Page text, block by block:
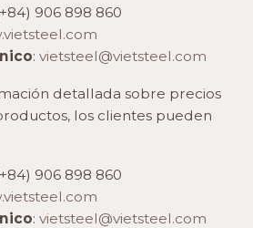
906 898 860
: vietsteel@vietsteel.com
detallada sobre precios
los clientes pueden
906 898 860
: vietsteel@vietsteel.com